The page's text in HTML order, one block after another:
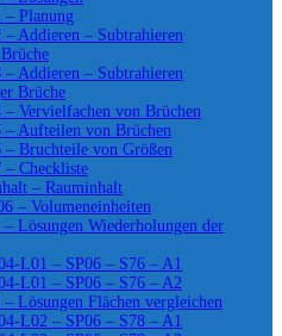
Planung
Addieren – Subtrahieren
Addieren – Subtrahieren
Brüche
Vervielfachen von Brüchen
Aufteilen von Brüchen
Bruchteile von Größen
Checkliste
– Rauminhalt
– Volumeneinheiten
Lösungen Wiederholungen der
L01 – SP06 – S76 – A1
L01 – SP06 – S76 – A2
Lösungen Flächen vergleichen
L02 – SP06 – S78 – A1